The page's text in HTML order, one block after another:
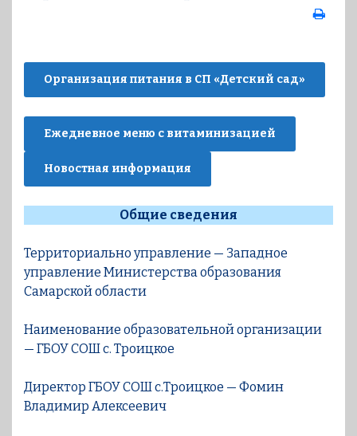
Организация питания в СП «Детский сад»
Ежедневное меню с витаминизацией
Новостная информация
Общие сведения
Территориально управление — Западное
управление Министерства образования
Самарской области
Наименование образовательной организации
— ГБОУ СОШ с. Троицкое
Директор ГБОУ СОШ с.Троицкое — Фомин
Владимир Алексеевич